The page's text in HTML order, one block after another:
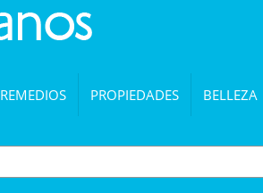
REMEDIOS PROPIEDADES BELLEZA